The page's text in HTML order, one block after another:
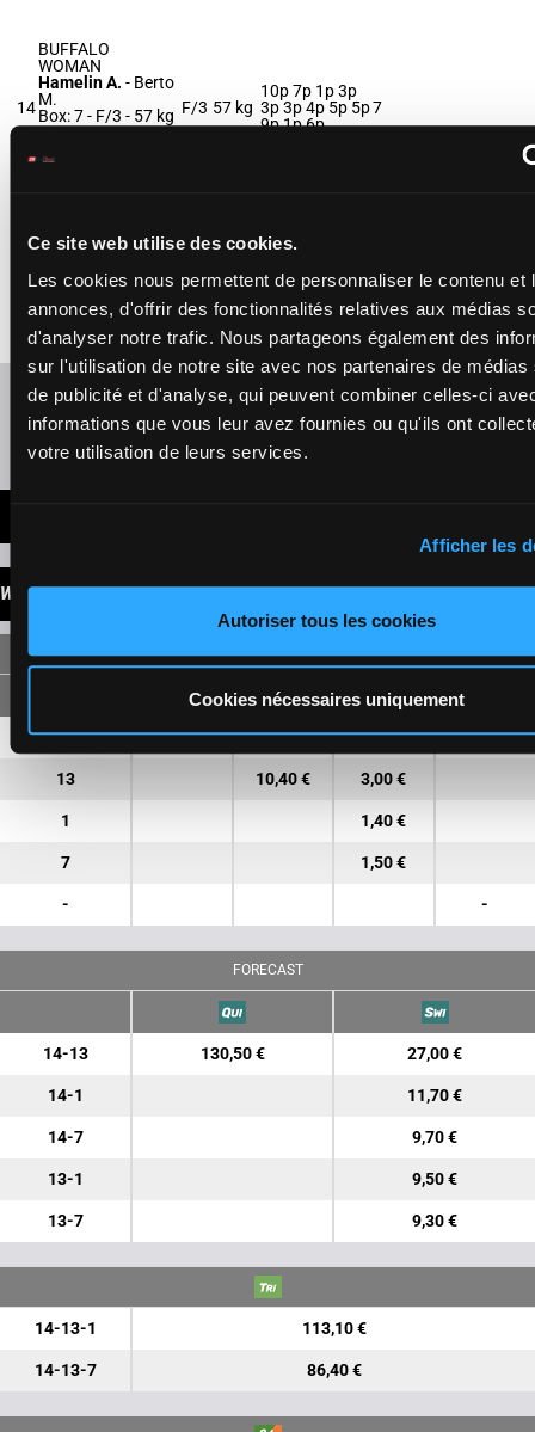
Ce site web utilise des cookies.
Les cookies nous permettent de personnaliser le contenu et
annonces, d'offrir des fonctionnalités relatives aux médias
d'analyser notre trafic. Nous partageons également des
sur l'utilisation de notre site avec nos partenaires de médias
de publicité et d'analyse, qui peuvent combiner celles-ci
informations que vous leur avez fournies ou qu'ils ont
votre utilisation de leurs services.
Afficher les
Autoriser tous les cookies
Cookies nécessaires uniquement
14
BUFFALO
WOMAN
Hamelin A. - Berto
M.
Box: 7 - F/3 - 57 kg
10p 7p 1p 3p 3p
6p
F/3 57 kg
10p 7p 1p 3p
3p 3p 4p 5p 5p
9p 1p 6p
7
15
Vilchien A.-
Box: 11 -F/4 -
16p 7p 5p 1p 4p
5p 10p
F/4
55.5
kg
16p 7p 5p 1p
4p 5p 10p
11
Refresh odds
Presence of favorite horses
WINNINGS
SINGLE
14 18,40 € 3,20 €
13 10,40 € 3,00 €
1 1,40 €
7 1,50 €
- -
FORECAST
14-13 130,50 € 27,00 €
14-1 11,70 €
14-7 9,70 €
13-1 9,50 €
13-7 9,30 €
14-13-1 113,10 €
14-13-7 86,40 €